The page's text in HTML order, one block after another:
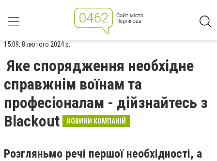
15:09, 8 лютого 2024 р.
Яке спорядження необхідне
справжнім воїнам та
професіоналам - дійзнайтесь з
Blackout
НОВИНИ КОМПАНІЙ
Розгляньмо речі першої необхідності, а